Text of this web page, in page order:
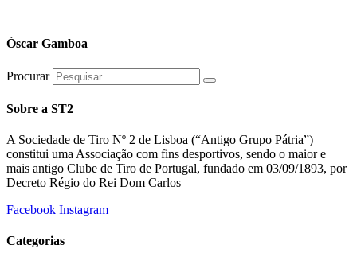
Óscar Gamboa
Procurar
Sobre a ST2
A Sociedade de Tiro Nº 2 de Lisboa (“Antigo Grupo Pátria”)
constitui uma Associação com fins desportivos, sendo o maior e
mais antigo Clube de Tiro de Portugal, fundado em 03/09/1893, por
Decreto Régio do Rei Dom Carlos
Facebook Instagram
Categorias